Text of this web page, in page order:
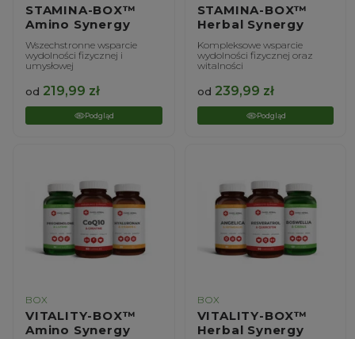
STAMINA-BOX™
Amino Synergy
Wszechstronne wsparcie
wydolności fizycznej i
umysłowej
od 219,99 zł
Podgląd
STAMINA-BOX™
Herbal Synergy
Kompleksowe wsparcie
wydolności fizycznej oraz
witalności
od 239,99 zł
Podgląd
BOX
VITALITY-BOX™
Amino Synergy
BOX
VITALITY-BOX™
Herbal Synergy